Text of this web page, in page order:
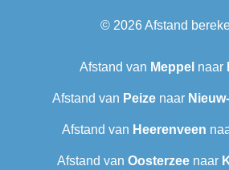
© 2026Afstand
Afstand van Meppel naar
Afstand van Peizenaar
Afstand van Heerenveen
Afstand van Oosterzeenaar